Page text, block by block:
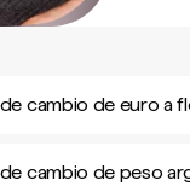
cambio de euro a
cambio de peso